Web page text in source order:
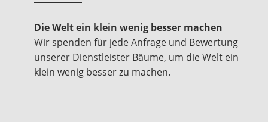
Die Welt ein klein wenig besser machen
Wir spenden für jede Anfrage und Bewertung
unserer Dienstleister Bäume, um die Welt ein
klein wenig besser zu machen.